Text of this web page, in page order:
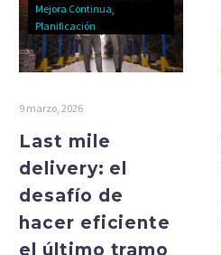
Mejora Continua
Planificación
9 marzo, 2026
Last mile
delivery: el
desafío de
hacer eficiente
el último tramo